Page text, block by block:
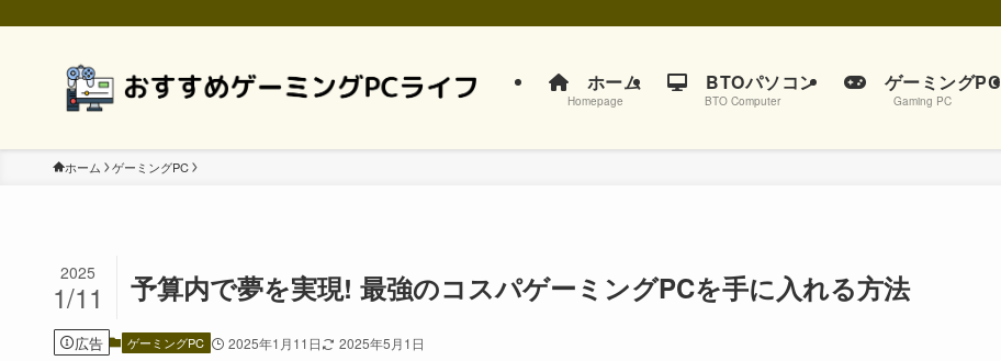
ホーム
Homepage
BTOパソコン
BTO Computer
ゲーミングPC
Gaming PC
ホーム ゲーミングPC
予算内で夢を実現! 最強のコスパゲーミングPCを手に入れる方法
2025
1/11
広告 ゲーミングPC 2025年1月11日 2025年5月1日